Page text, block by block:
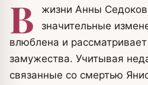
В
жизни Анны
значительные
влюблена и
замужества. Учитывая
связанные со смертью